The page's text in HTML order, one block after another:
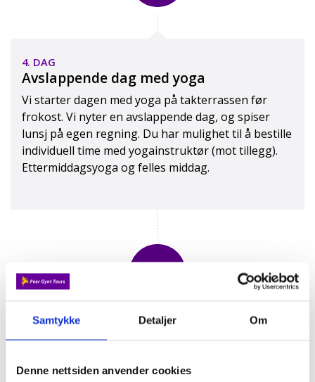
Samtykke Detaljer Om
Denne nettsiden anvender cookies
4. DAG
Avslappende dag med yoga
Vi starter dagen med yoga på takterrassen før
frokost. Vi nyter en avslappende dag, og spiser
lunsj på egen regning. Du har mulighet til å bestille
individuell time med yogainstruktør (mot tillegg).
Ettermiddagsyoga og felles middag.
Avslappende dag med yoga